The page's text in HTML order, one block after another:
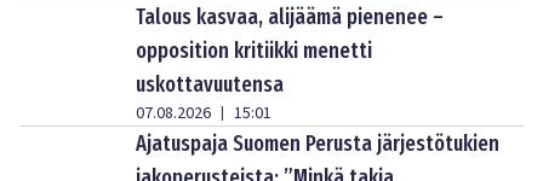
Talous kasvaa, alijäämä pienenee –
opposition kritiikki menetti
uskottavuutensa
07.08.2026 | 15:01
Ajatuspaja Suomen Perusta järjestötukien